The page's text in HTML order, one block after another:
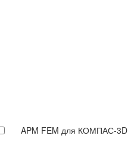
APM FEM для КОМПАС-3D